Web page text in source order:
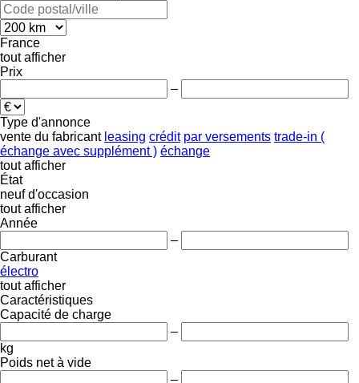
France
tout afficher
Prix
–
Type d'annonce
vente du fabricant leasing crédit par versements trade-in (
échange avec supplément ) échange
tout afficher
État
neuf d'occasion
tout afficher
Année
–
Carburant
électro
tout afficher
Caractéristiques
Capacité de charge
–
kg
Poids net à vide
–